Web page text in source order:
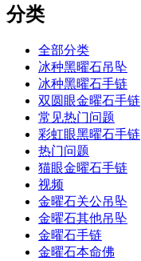
分类
全部分类
冰种黑曜石吊坠
冰种黑曜石手链
双圆眼金曜石手链
常见热门问题
彩虹眼黑曜石手链
热门问题
猫眼金曜石手链
视频
金曜石关公吊坠
金曜石其他吊坠
金曜石手链
金曜石本命佛